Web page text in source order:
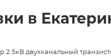
в
2.5кВ двухканальный